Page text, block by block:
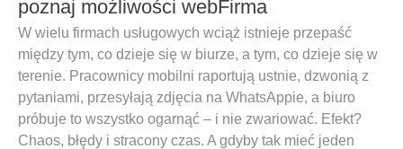
poznaj możliwości webFirma
W wielu firmach usługowych wciąż istnieje przepaść
między tym, co dzieje się w biurze, a tym, co dzieje się w
terenie. Pracownicy mobilni raportują ustnie, dzwonią z
pytaniami, przesyłają zdjęcia na WhatsAppie, a biuro
próbuje to wszystko ogarnąć – i nie zwariować. Efekt?
Chaos, błędy i stracony czas. A gdyby tak mieć jeden